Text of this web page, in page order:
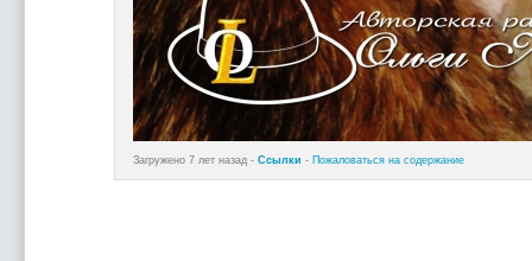
Загружено 7 лет назад - Ссылки - Пожаловаться на содержание